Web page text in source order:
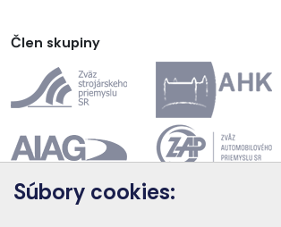
Člen skupiny
Akreditácia kurzov
Súbory cookies: